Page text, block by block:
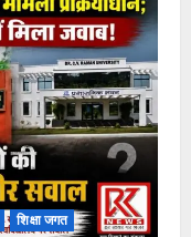
शिक्षा जगत